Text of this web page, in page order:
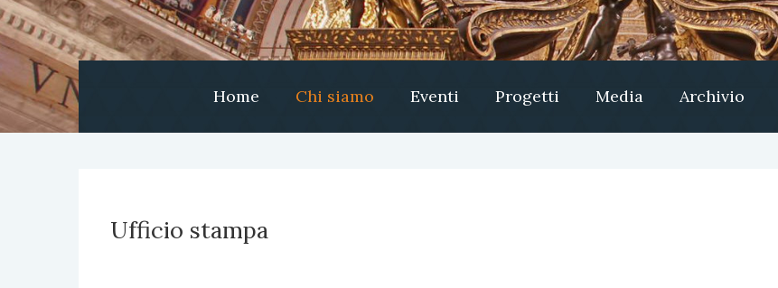
Home Chi siamo Eventi Progetti Media Archivio
Ufficio stampa